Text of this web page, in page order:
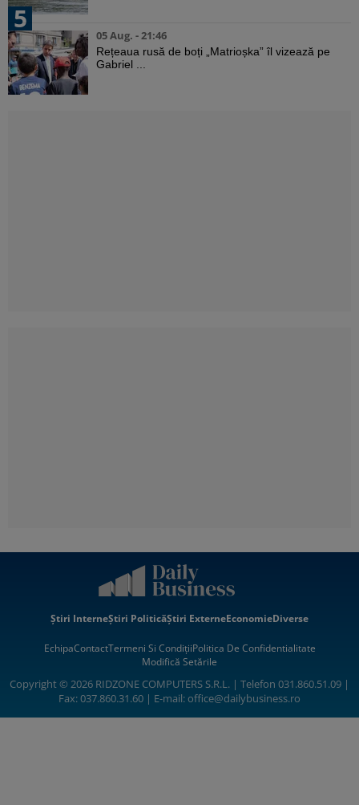
5
05 Aug. - 21:46
Rețeaua rusă de boți „Matrioșka” îl vizează pe
Gabriel ...
Știri InterneȘtiri PoliticăȘtiri ExterneEconomieDiverse
EchipaContactTermeni Si CondițiiPolitica De Confidentialitate
Modifică Setările
Copyright © 2026 RIDZONE COMPUTERS S.R.L. | Telefon 031.860.51.09 |
Fax: 037.860.31.60 | E-mail:office@dailybusiness.ro